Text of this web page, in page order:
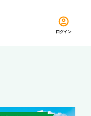
ログイン